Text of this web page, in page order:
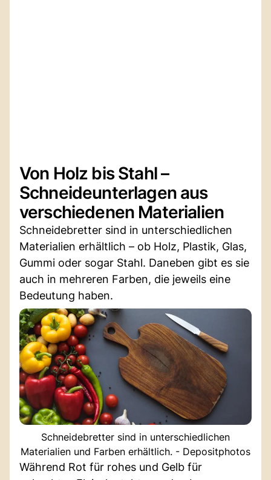
Von Holz bis Stahl –
Schneideunterlagen aus
verschiedenen Materialien
Schneidebretter sind in unterschiedlichen
Materialien erhältlich – ob Holz, Plastik, Glas,
Gummi oder sogar Stahl. Daneben gibt es sie
auch in mehreren Farben, die jeweils eine
Bedeutung haben.
Schneidebretter sind in unterschiedlichen
Materialien und Farben erhältlich. - Depositphotos
Während Rot für rohes und Gelb für